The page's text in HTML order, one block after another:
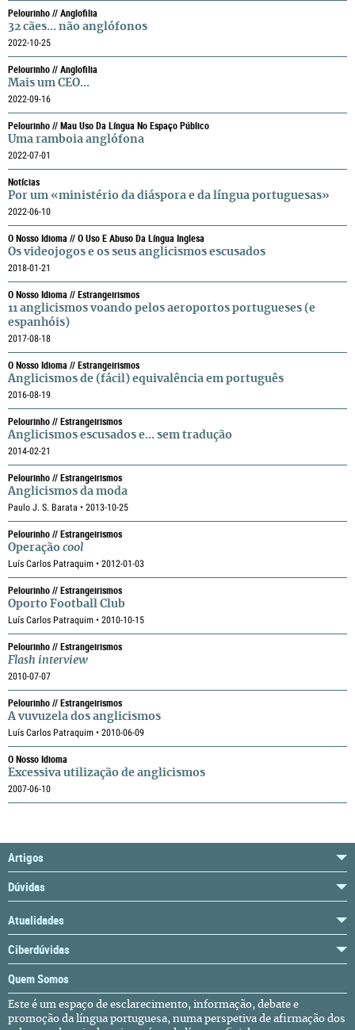
Pelourinho // Anglofilia
32 cães... não anglófonos
2022-10-25
Pelourinho // Anglofilia
Mais um CEO...
2022-09-16
Pelourinho // Mau Uso Da Língua No Espaço Público
Uma ramboia anglófona
2022-07-01
Notícias
Por um «ministério da diáspora e da língua portuguesas»
2022-06-10
O Nosso Idioma // O Uso E Abuso Da Língua Inglesa
Os videojogos e os seus anglicismos escusados
2018-01-21
O Nosso Idioma // Estrangeirismos
11 anglicismos voando pelos aeroportos portugueses (e
espanhóis)
2017-08-18
O Nosso Idioma // Estrangeirismos
Anglicismos de (fácil) equivalência em português
2016-08-19
Pelourinho // Estrangeirismos
Anglicismos escusados e... sem tradução
2014-02-21
Pelourinho // Estrangeirismos
Anglicismos da moda
Paulo J. S. Barata • 2013-10-25
Pelourinho // Estrangeirismos
Operação cool
Luís Carlos Patraquim • 2012-01-03
Pelourinho // Estrangeirismos
Oporto Football Club
Luís Carlos Patraquim • 2010-10-15
Pelourinho // Estrangeirismos
Flash interview
2010-07-07
Pelourinho // Estrangeirismos
A vuvuzela dos anglicismos
Luís Carlos Patraquim • 2010-06-09
O Nosso Idioma
Excessiva utilização de anglicismos
2007-06-10
Artigos
Dúvidas
Atualidades
Ciberdúvidas
Quem Somos
Este é um espaço de esclarecimento, informação, debate e
promoção da língua portuguesa, numa perspetiva de afirmação dos